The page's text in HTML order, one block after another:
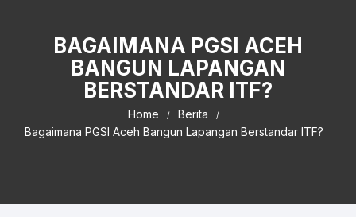
BAGAIMANA PGSI ACEH
BANGUN LAPANGAN
BERSTANDAR ITF?
Home
Berita
Bagaimana PGSI Aceh Bangun Lapangan Berstandar ITF?